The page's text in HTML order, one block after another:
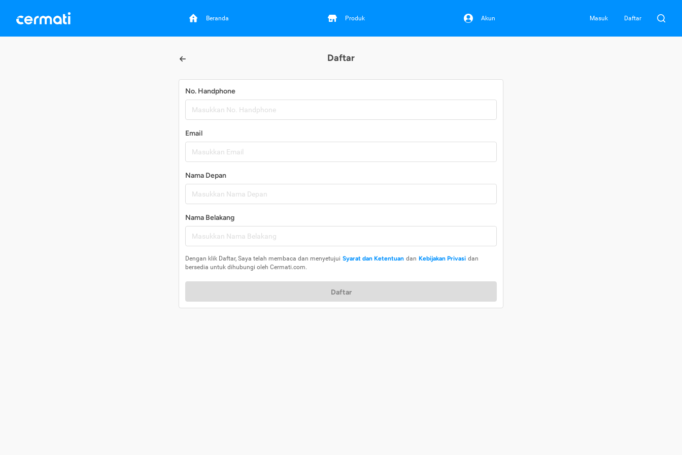
Beranda Produk Akun Masuk Daftar
Daftar
No. Handphone
Email
Nama Depan
Nama Belakang
Dengan klik Daftar, Saya telah membaca dan menyetujui Syarat dan Ketentuan dan Kebijakan Privasi dan
bersedia untuk dihubungi oleh Cermati.com.
Daftar